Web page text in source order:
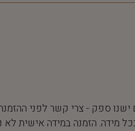
ישנו ספק - צרי קשר לפני
מידה. הזמנה במידה אישית לא